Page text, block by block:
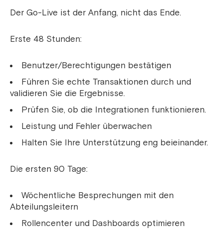
Der Go-Live ist der Anfang, nicht das Ende.
Erste 48 Stunden:
Benutzer/Berechtigungen bestätigen
Führen Sie echte Transaktionen durch und
validieren Sie die Ergebnisse.
Prüfen Sie, ob die Integrationen funktionieren.
Leistung und Fehler überwachen
Halten Sie Ihre Unterstützung eng beieinander.
Die ersten 90 Tage:
Wöchentliche Besprechungen mit den
Abteilungsleitern
Rollencenter und Dashboards optimieren